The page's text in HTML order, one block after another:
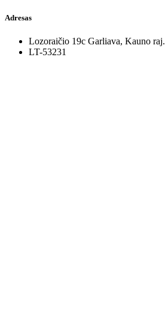
Adresas
Lozoraičio 19c Garliava, Kauno raj.
LT-53231